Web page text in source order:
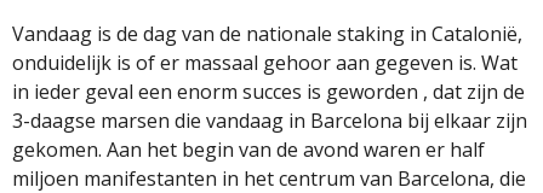
Vandaag is de dag van de nationale staking in Catalonië,
onduidelijk is of er massaal gehoor aan gegeven is. Wat
in ieder geval een enorm succes is geworden , dat zijn de
3-daagse marsen die vandaag in Barcelona bij elkaar zijn
gekomen. Aan het begin van de avond waren er half
miljoen manifestanten in het centrum van Barcelona, die